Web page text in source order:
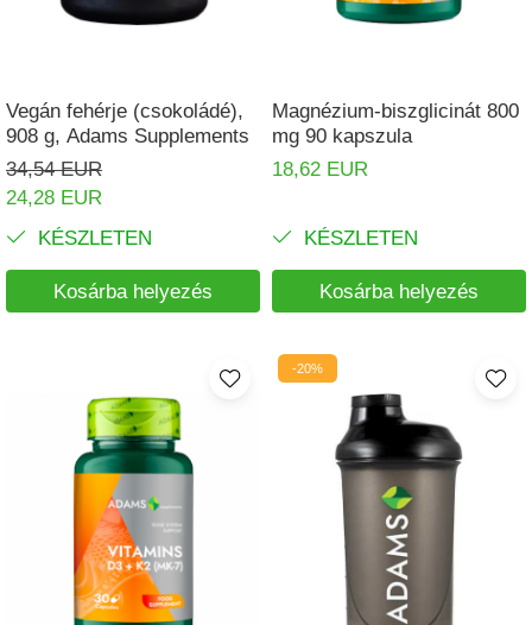
Potencia
Stressz
Szívbetegségek
Termékenység
Vesék
Vizelés
Vérszegénység
Öregedésgátlás, szépség
Vegán fehérje (csokoládé),
908 g, Adams Supplements
34,54 EUR
24,28 EUR
KÉSZLETEN
Kosárba helyezés
Magnézium-biszglicinát 800
mg 90 kapszula
18,62 EUR
KÉSZLETEN
Kosárba helyezés
-20%